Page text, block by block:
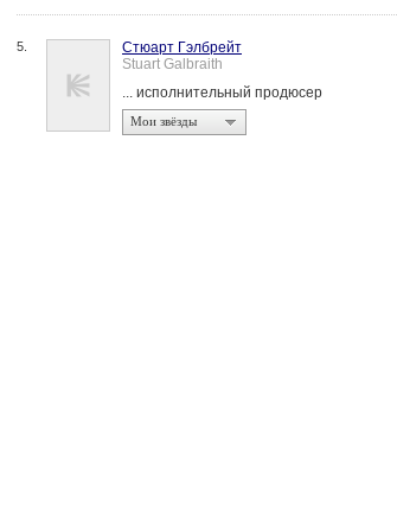
5.
Стюарт Гэлбрейт
Stuart Galbraith
... исполнительный продюсер
Мои звёзды